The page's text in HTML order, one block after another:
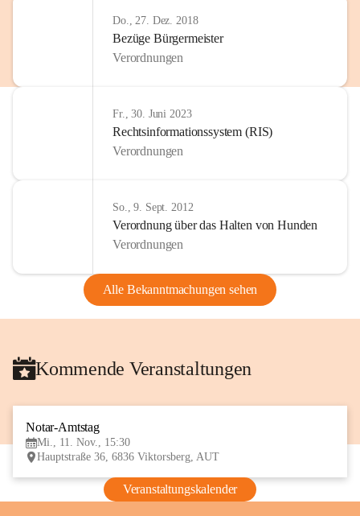
Do., 27. Dez. 2018
Bezüge Bürgermeister
Verordnungen
Fr., 30. Juni 2023
Rechtsinformationssystem (RIS)
Verordnungen
So., 9. Sept. 2012
Verordnung über das Halten von Hunden
Verordnungen
Alle Bekanntmachungen sehen
Kommende Veranstaltungen
Notar-Amtstag
Mi., 11. Nov., 15:30
Hauptstraße 36, 6836 Viktorsberg, AUT
Veranstaltungskalender